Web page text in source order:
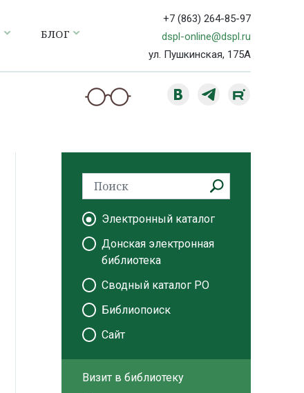
БЛОГ
+7 (863) 264-85-97
dspl-online@dspl.ru
ул. Пушкинская, 175А
Электронный каталог
Донская электронная
библиотека
Сводный каталог РО
Библиопоиск
Сайт
Визит в библиотеку